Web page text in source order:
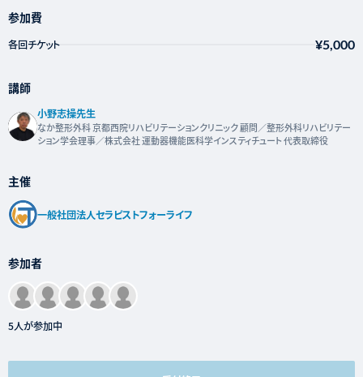
参加費
各回チケット ¥5,000
講師
⼩野志操先生
なか整形外科 京都⻄院リハビリテーションクリニック 顧問／整形外科リハビリテー
ション学会理事／株式会社 運動器機能医科学インスティチュート 代表取締役
主催
一般社団法人セラピストフォーライフ
参加者
5人が参加中